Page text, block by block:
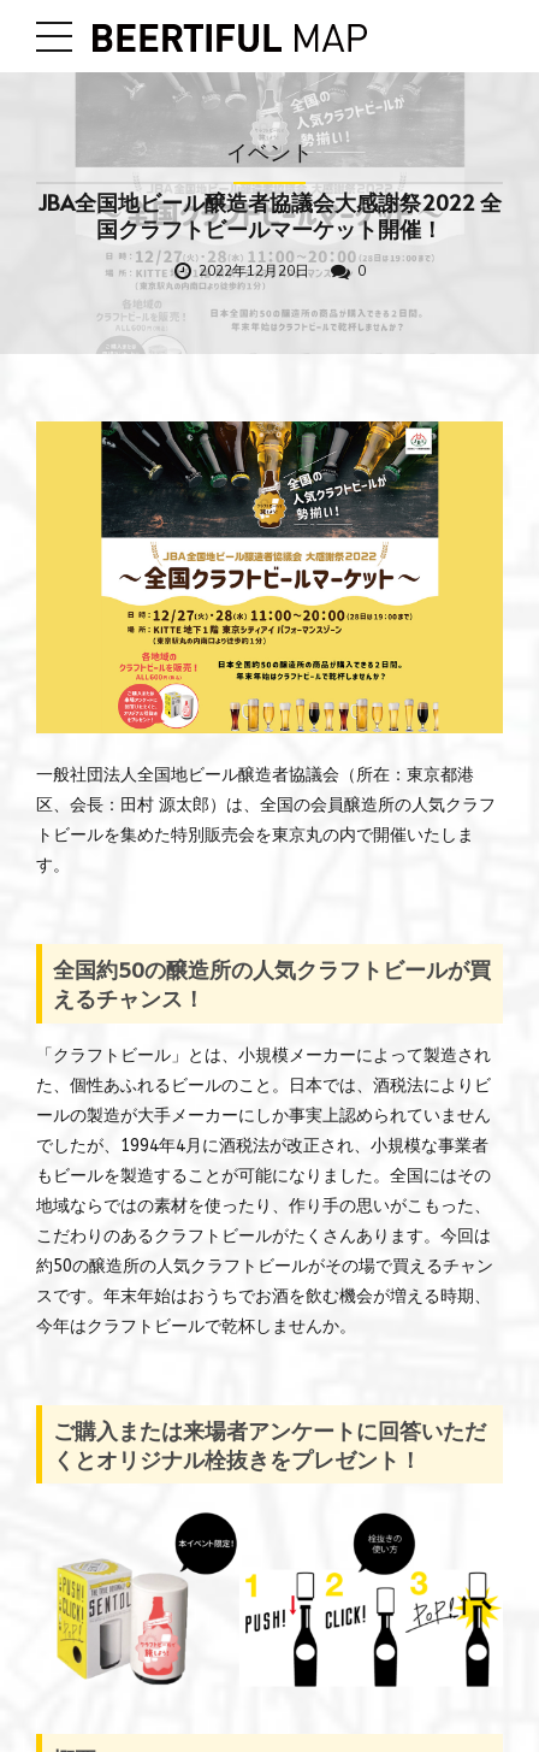
イベント
JBA全国地ビール醸造者協議会大感謝祭2022 全
国クラフトビールマーケット開催！
2022年12月20日 0
一般社団法人全国地ビール醸造者協議会（所在：東京都港
区、会長：田村 源太郎）は、全国の会員醸造所の人気クラフ
トビールを集めた特別販売会を東京丸の内で開催いたしま
す。
全国約50の醸造所の人気クラフトビールが買
えるチャンス！
「クラフトビール」とは、小規模メーカーによって製造され
た、個性あふれるビールのこと。日本では、酒税法によりビ
ールの製造が大手メーカーにしか事実上認められていません
でしたが、1994年4月に酒税法が改正され、小規模な事業者
もビールを製造することが可能になりました。全国にはその
地域ならではの素材を使ったり、作り手の思いがこもった、
こだわりのあるクラフトビールがたくさんあります。今回は
約50の醸造所の人気クラフトビールがその場で買えるチャン
スです。年末年始はおうちでお酒を飲む機会が増える時期、
今年はクラフトビールで乾杯しませんか。
ご購入または来場者アンケートに回答いただ
くとオリジナル栓抜きをプレゼント！